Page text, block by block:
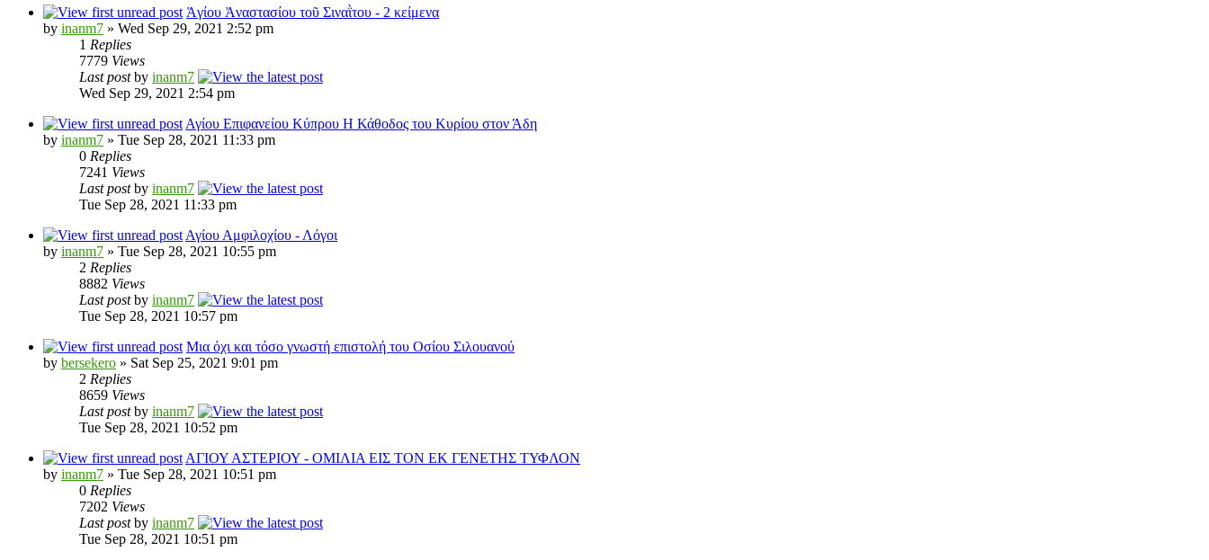
Ἁγίου Ἀναστασίου τοῦ Σιναῒτου - 2 κείμενα
by inanm7 » Wed Sep 29, 2021 2:52 pm
1 Replies
7779 Views
Last postby inanm7
Wed Sep 29, 2021 2:54 pm
Αγίου Επιφανείου Κύπρου Η Κάθοδος του Κυρίου στον Άδη
by inanm7 » Tue Sep 28, 2021 11:33 pm
0 Replies
7241 Views
Last postby inanm7
Tue Sep 28, 2021 11:33 pm
Αγίου Αμφιλοχίου - Λόγοι
by inanm7 » Tue Sep 28, 2021 10:55 pm
2 Replies
8882 Views
Last postby inanm7
Tue Sep 28, 2021 10:57 pm
Μια όχι και τόσο γνωστή επιστολή του Οσίου Σιλουανού
by bersekero » Sat Sep 25, 2021 9:01 pm
2 Replies
8659 Views
Last postby inanm7
Tue Sep 28, 2021 10:52 pm
ΑΓΙΟΥ ΑΣΤΕΡΙΟΥ - ΟΜΙΛΙΑ ΕΙΣ ΤΟΝ ΕΚ ΓΕΝΕΤΗΣ ΤΥΦΛΟΝ
by inanm7 » Tue Sep 28, 2021 10:51 pm
0 Replies
7202 Views
Last postby inanm7
Tue Sep 28, 2021 10:51 pm